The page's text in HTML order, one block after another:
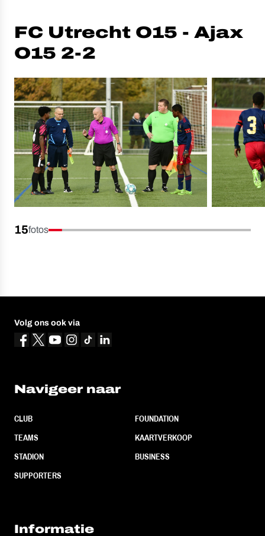
FC Utrecht O15 - Ajax
O15 2-2
15fotos
Volg ons ook via
Navigeer naar
CLUB
TEAMS
STADION
SUPPORTERS
FOUNDATION
KAARTVERKOOP
BUSINESS
Informatie